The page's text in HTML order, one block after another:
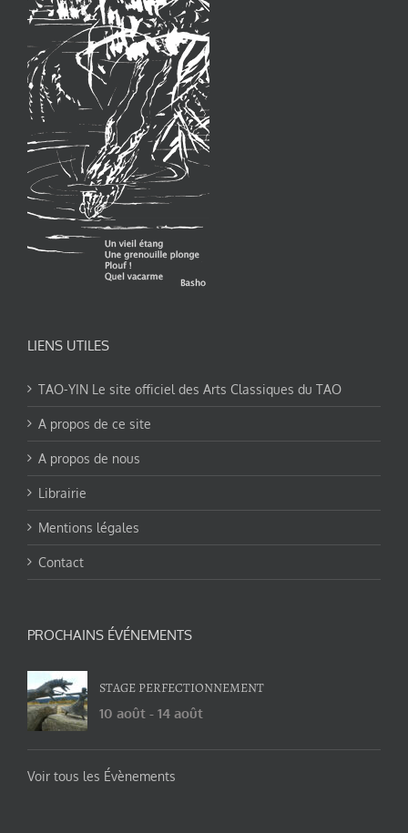
LIENS UTILES
TAO-YIN Le site officiel des Arts Classiques du TAO
A propos de ce site
A propos de nous
Librairie
Mentions légales
Contact
PROCHAINS ÉVÉNEMENTS
STAGE PERFECTIONNEMENT
10 août - 14 août
Voir tous les Évènements